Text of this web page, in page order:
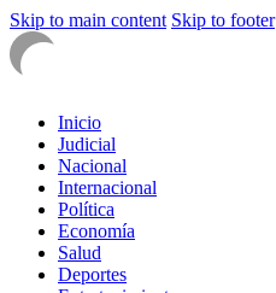
Skip to main content Skip to footer
Inicio
Judicial
Nacional
Internacional
Política
Economía
Salud
Deportes